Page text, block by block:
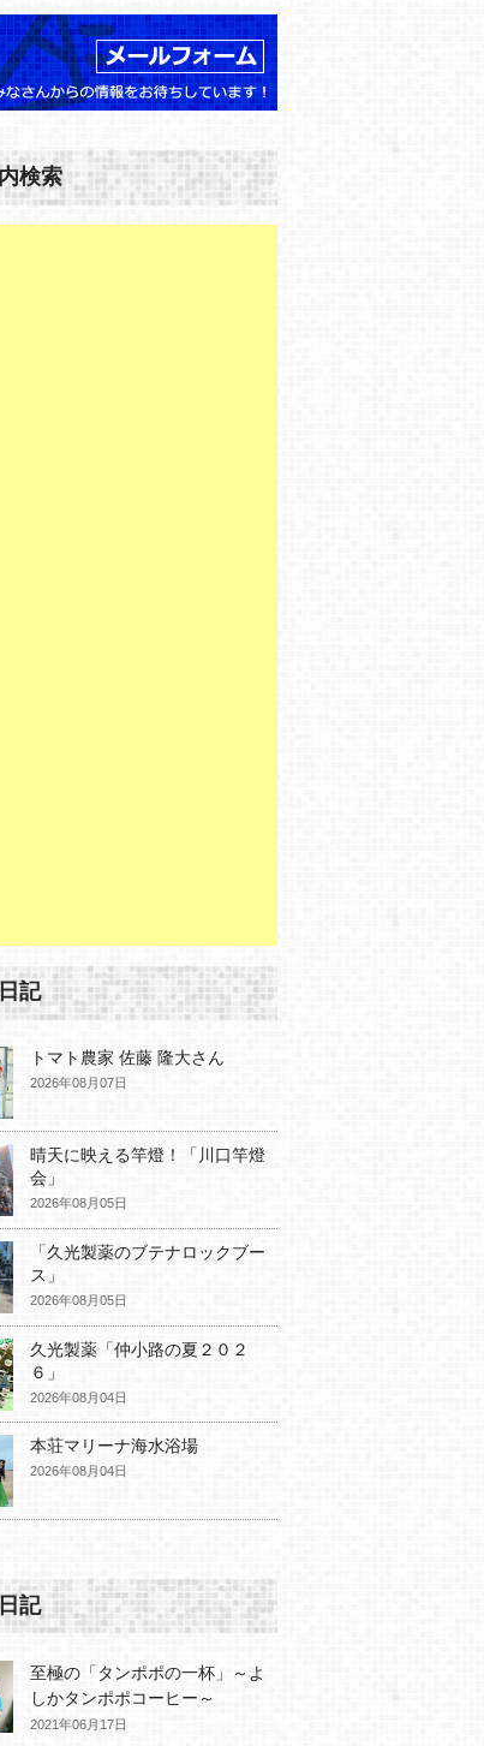
検索
記
トマト農家 佐藤 隆大さん
2026年08月07日
晴天に映える竿燈！「川口竿燈
会」
2026年08月05日
「久光製薬のブテナロックブー
ス」
2026年08月05日
久光製薬「仲小路の夏２０２
６」
2026年08月04日
本荘マリーナ海水浴場
2026年08月04日
記
至極の「タンポポの一杯」～よ
しかタンポポコーヒー～
2021年06月17日